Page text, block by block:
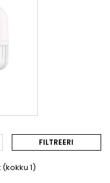
FILTREERI
1)